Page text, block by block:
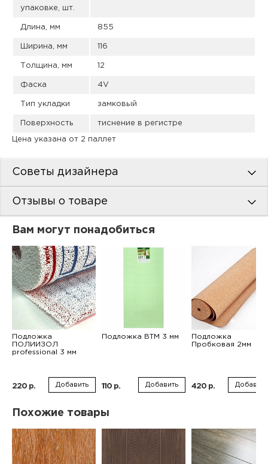
упаковке, шт.
Длина, мм 855
Ширина, мм 116
Толщина, мм 12
Фаска 4V
Тип укладки замковый
Поверхность тиснение в регистре
Цена указана от 2 паллет
Советы дизайнера
Отзывы о товаре
Вам могут понадобиться
Подложка
ПОЛИИЗОЛ
professional 3 мм
220 р. Добавить
Подложка ВТМ 3 мм
110 р. Добавить
Подложка
Пробковая 2мм
420 р. Добавить
Похожие товары